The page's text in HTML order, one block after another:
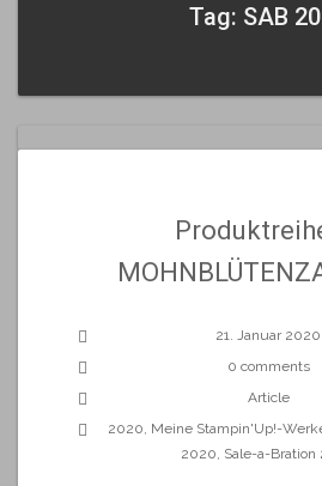
Tag: SAB
21. Januar 2020
0 comments
Article
2020, Meine Stampin'Up!-
2020, Sale-a-Bration